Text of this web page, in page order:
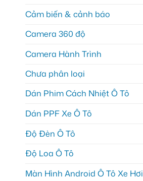
Cảm biến & cảnh báo
Camera 360 độ
Camera Hành Trình
Chưa phân loại
Dán Phim Cách Nhiệt Ô Tô
Dán PPF Xe Ô Tô
Độ Đèn Ô Tô
Độ Loa Ô Tô
Màn Hình Android Ô Tô Xe Hơi